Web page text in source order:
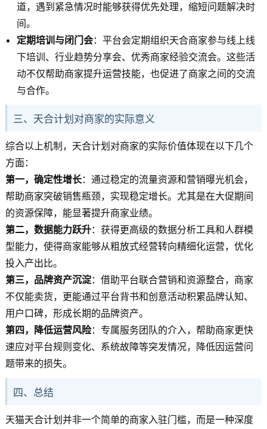
道，遇到紧急情况时能够获得优先处理，缩短问题解决时
间。
定期培训与闭门会：平台会定期组织天合商家参与线上线
下培训、行业趋势分享会、优秀商家经验交流会。这些活
动不仅帮助商家提升运营技能，也促进了商家之间的交流
与合作。
三、天合计划对商家的实际意义
综合以上机制，天合计划对商家的实际价值体现在以下几个
方面：
第一，确定性增长：通过稳定的流量资源和营销曝光机会，
帮助商家突破销售瓶颈，实现稳定增长。尤其是在大促期间
的资源保障，能显著提升商家业绩。
第二，数据能力跃升：获得更高级的数据分析工具和人群模
型能力，使得商家能够从粗放式经营转向精细化运营，优化
投入产出比。
第三，品牌资产沉淀：借助平台联合营销和资源整合，商家
不仅能卖货，更能通过平台背书和创意活动积累品牌认知、
用户口碑，形成长期的品牌资产。
第四，降低运营风险：专属服务团队的介入，帮助商家更快
速应对平台规则变化、系统故障等突发情况，降低因运营问
题带来的损失。
四、总结
天猫天合计划并非一个简单的商家入驻门槛，而是一种深度